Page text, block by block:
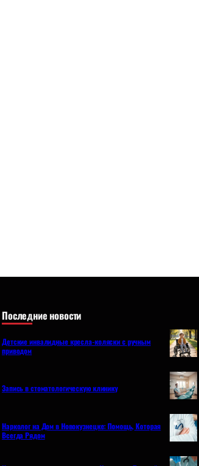
Последние новости
Детские инвалидные кресла-коляски с ручным
приводом
Запись в стоматологическую клинику
Нарколог на Дом в Новокузнецке: Помощь, Которая
Всегда Рядом